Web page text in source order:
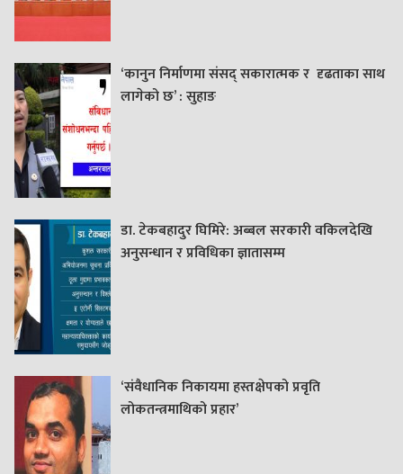
‘कानुन निर्माणमा संसद् सकारात्मक र दृढताका साथ
लागेको छ’ : सुहाङ
डा. टेकबहादुर घिमिरे: अब्बल सरकारी वकिलदेखि
अनुसन्धान र प्रविधिका ज्ञातासम्म
‘संवैधानिक निकायमा हस्तक्षेपको प्रवृति
लोकतन्त्रमाथिको प्रहार’